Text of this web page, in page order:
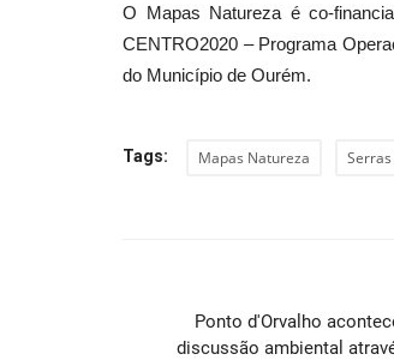
O Mapas Natureza é co-
CENTRO2020 – Programa
do Município de Ourém.
Tags: Mapas Natureza
Ponto d'Orvalho
discussão ambiental